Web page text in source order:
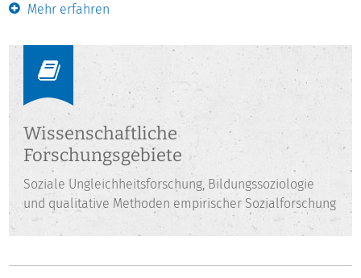
Sozialforschung tätig. Seit März 2018 ist Dilek İkiz-Akıncı im
Mehr erfahren
Wissenschaftliche
Forschungsgebiete
Soziale Ungleichheitsforschung, Bildungssoziologie
und qualitative Methoden empirischer Sozialforschung